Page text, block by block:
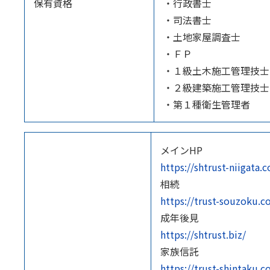
保有資格
・行政書士
・司法書士
・土地家屋調査士
・ＦＰ
・１級土木施工管理技士
・２級建築施工管理技士
・第１種衛生管理者
メインHP
https://shtrust-
相続
https://trust-
成年後見
https://shtrust.biz/
家族信託